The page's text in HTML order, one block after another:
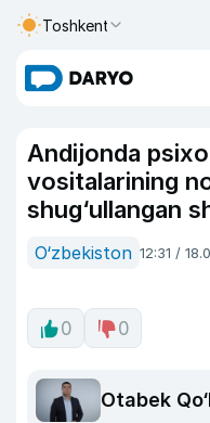
Toshkent
Andijonda
vositalarining
shug‘ullangan
O‘zbekiston 12:31 /
0 0
Otabek